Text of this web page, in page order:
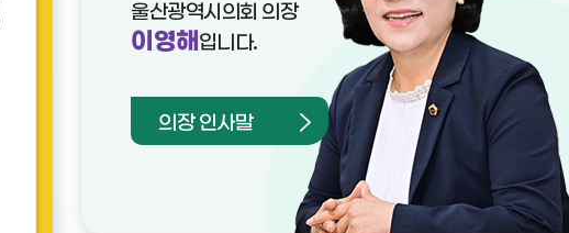
울산광역시의회 의장
이영해 입니다.
의장 인사말